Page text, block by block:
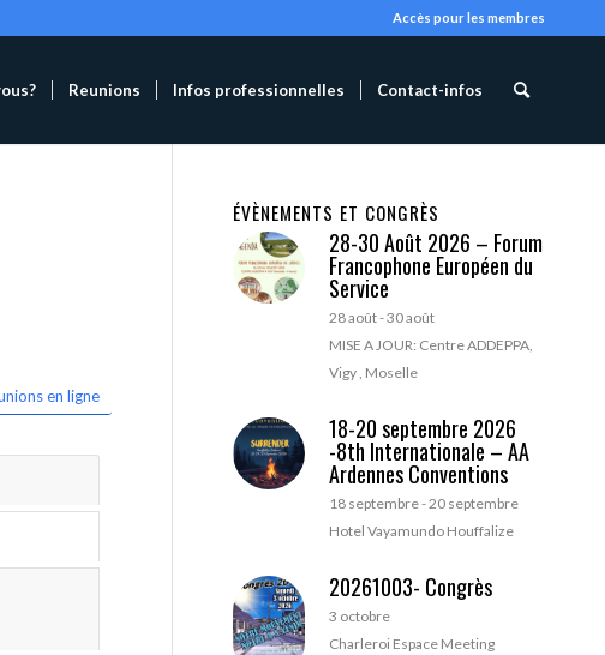
Accès pour les membres
Reunions Infos professionnelles Contact-infos
en ligne
ÉVÈNEMENTS ET CONGRÈS
28-30 Août 2026 – Forum
Francophone Européen du
Service
28 août-30 août
MISE A JOUR: Centre ADDEPPA,
Vigy , Moselle
18-20 septembre 2026
-8th Internationale – AA
Ardennes Conventions
18 septembre-20 septembre
Hotel Vayamundo Houffalize
20261003- Congrès
3 octobre
Charleroi Espace Meeting